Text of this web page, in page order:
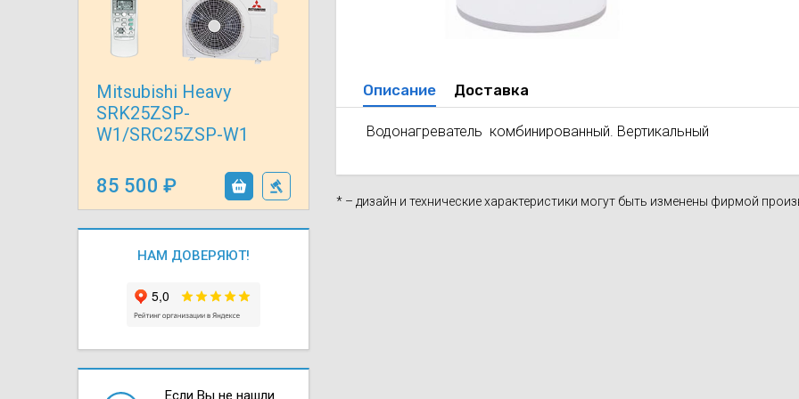
Mitsubishi Heavy
SRK25ZSP-
W1/SRC25ZSP-W1
85 500
НАМ ДОВЕРЯЮТ!
Если Вы не нашли
Описание Доставка
Водонагреватель комбинированный. Вертикальный
* – дизайн и технические характеристики могут быть изменены фирмой